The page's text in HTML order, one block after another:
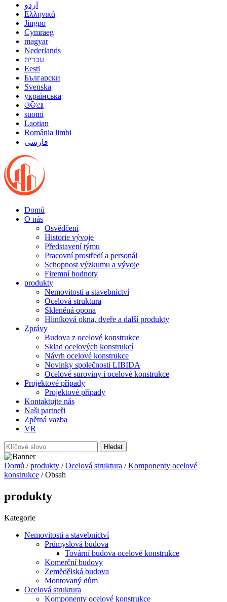
اردو
Ελληνικά
Jingpo
Cymraeg
magyar
Nederlands
עברית
Eesti
Български
Svenska
українська
ଓଡିଆ
suomi
Laotian
România limbi
فارسی
Domů
O nás
Osvědčení
Historie vývoje
Představení týmu
Pracovní prostředí a personál
Schopnost výzkumu a vývoje
Firemní hodnoty
produkty
Nemovitosti a stavebnictví
Ocelová struktura
Skleněná opona
Hliníková okna, dveře a další produkty
Zprávy
Budova z ocelové konstrukce
Sklad ocelových konstrukcí
Návrh ocelové konstrukce
Novinky společnosti LIBIDA
Ocelové suroviny i ocelové konstrukce
Projektové případy
Projektové případy
Kontaktujte nás
Naši partneři
Zpětná vazba
VR
Domů /produkty /Ocelová struktura /Komponenty ocelové
konstrukce / Obsah
produkty
Kategorie
Nemovitosti a stavebnictví
Průmyslová budova
Tovární budova ocelové konstrukce
Komerční budovy
Zemědělská budova
Montovaný dům
Ocelová struktura
Komponenty ocelové konstrukce